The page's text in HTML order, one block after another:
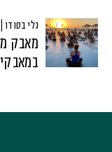
גלי בסודו | 15 ביוני 2025
מאבק